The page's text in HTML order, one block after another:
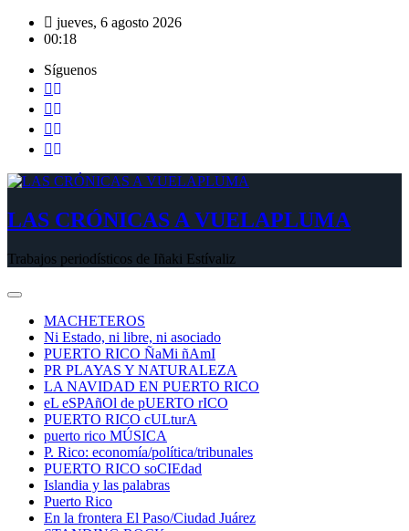
Saltar
jueves, 6 agosto 2026
00:18
Síguenos
LAS CRÓNICAS A VUELAPLUMA
Trabajos periodísticos de Iñaki Estívaliz
MACHETEROS
Ni Estado, ni libre, ni asociado
PUERTO RICO ÑaMi ñAmI
PR PLAYAS Y NATURALEZA
LA NAVIDAD EN PUERTO RICO
eL eSPAñOl de pUERTO rICO
PUERTO RICO cULturA
puerto rico MÚSICA
P. Rico: economía/política/tribunales
PUERTO RICO soCIEdad
Islandia y las palabras
Puerto Rico
En la frontera El Paso/Ciudad Juárez